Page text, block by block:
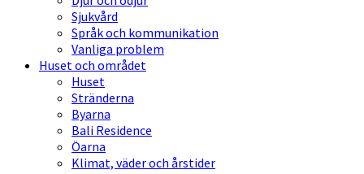
Sjukvård
Språk och kommunikation
Vanliga problem
Huset och området
Huset
Stränderna
Byarna
Bali Residence
Öarna
Klimat, väder och årstider